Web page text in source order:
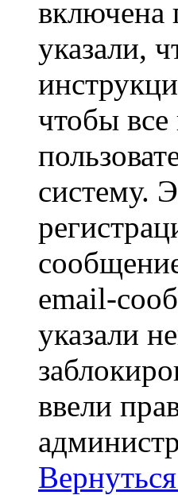
включена
указали,
чтобы
систему.
email-
указали
ввели